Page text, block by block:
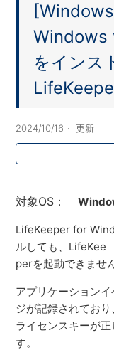
Windows
をインス
2024/10/16 更新
対象OS：
LifeKeeper for
ルしても、LifeKee
perを起動できません
アプリケーション
ジが記録されており
ライセンスキーが
す。